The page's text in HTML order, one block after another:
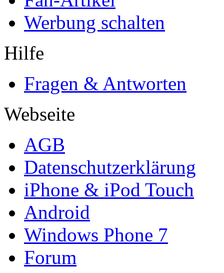
Werbung schalten
Hilfe
Fragen & Antworten
Webseite
AGB
Datenschutzerklärung
iPhone & iPod Touch
Android
Windows Phone 7
Forum